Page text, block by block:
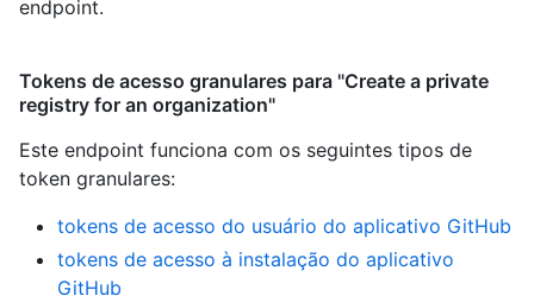
endpoint.
Tokens de acesso granulares para "Create a private
registry for an organization"
Este endpoint funciona com os seguintes tipos de
token granulares:
tokens de acesso do usuário do aplicativo GitHub
tokens de acesso à instalação do aplicativo
GitHub